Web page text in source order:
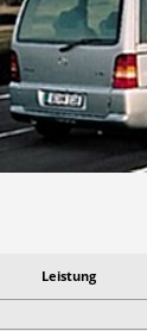
Leistung